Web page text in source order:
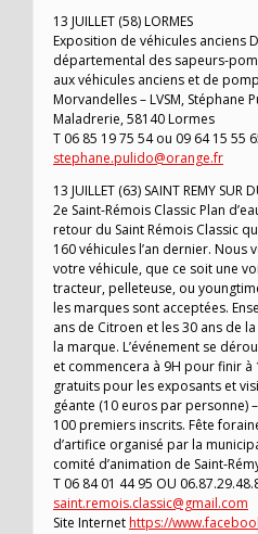
13 JUILLET (58) LORMES
Exposition de véhicules anciens
départemental des sapeurs-
aux véhicules anciens et de
Morvandelles – LVSM, Stéphane
Maladrerie, 58140 Lormes
T 06 85 19 75 54 ou 09 64 15 55
stephane.pulido@orange.fr
13 JUILLET (63) SAINT REMY SUR
2e Saint-Rémois Classic Plan
retour du Saint Rémois Classic
160 véhicules l’an dernier.
votre véhicule, que ce soit une
tracteur, pelleteuse, ou
les marques sont acceptées.
ans de Citroen et les 30 ans de
la marque. L’événement se
et commencera à 9H pour finir à
gratuits pour les exposants et
géante (10 euros par personne)
100 premiers inscrits. Fête
d’artifice organisé par la
comité d’animation de Saint-
T 06 84 01 44 95 OU
saint.remois.classic@gmail.com
Site Internethttps://